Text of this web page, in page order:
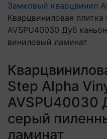
Ламинат с укладкой
Ламинат 32 класс
Ламинат 33 класс
Посмотреть все
LOC FLOOR PLUS
LOC FLOOR FANCY
Посмотреть все
Клеевая кварцвиниловая
Виниловый ламинат
Кварцвинил SPC OASIS
Посмотреть все
Плинтус
Профили для ступеней
Подложка
Пороги
Аксессуары для напольных
Аксессуары для стеновых
Посмотреть все
Замковый кварцвинил
Кварцвиниловая
AVSPU40030 Дуб
виниловый ламинат
Step Alpha
AVSPU40030
серый
ламинат